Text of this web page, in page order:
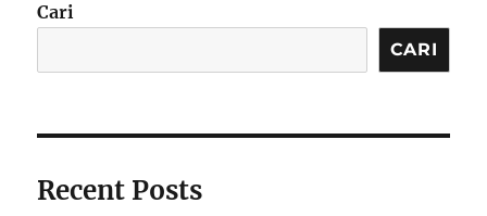
Cari
CARI
Recent Posts